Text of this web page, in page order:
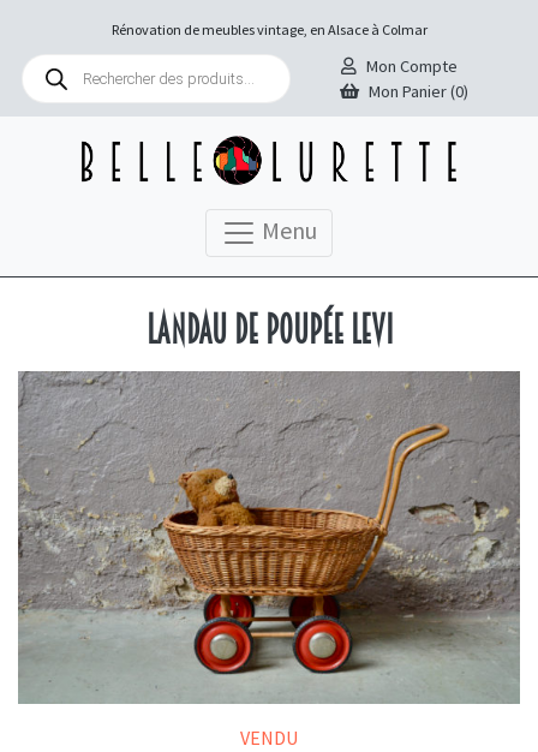
Rénovation de meubles vintage, en Alsace à Colmar
Recherche
produits
Mon Compte
Mon Panier (0)
Menu
Landau de poupée Levi
VENDU